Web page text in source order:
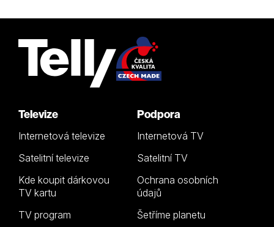
Televize
Internetová televize
Satelitní televize
Kde koupit dárkovou
TV kartu
TV program
Podpora
Internetová TV
Satelitní TV
Ochrana osobních
údajů
Šetříme planetu